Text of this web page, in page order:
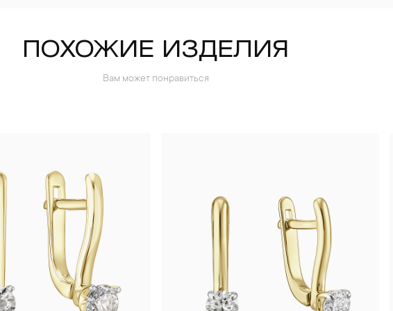
ПОХОЖИЕ ИЗДЕЛИЯ
Вам может понравиться